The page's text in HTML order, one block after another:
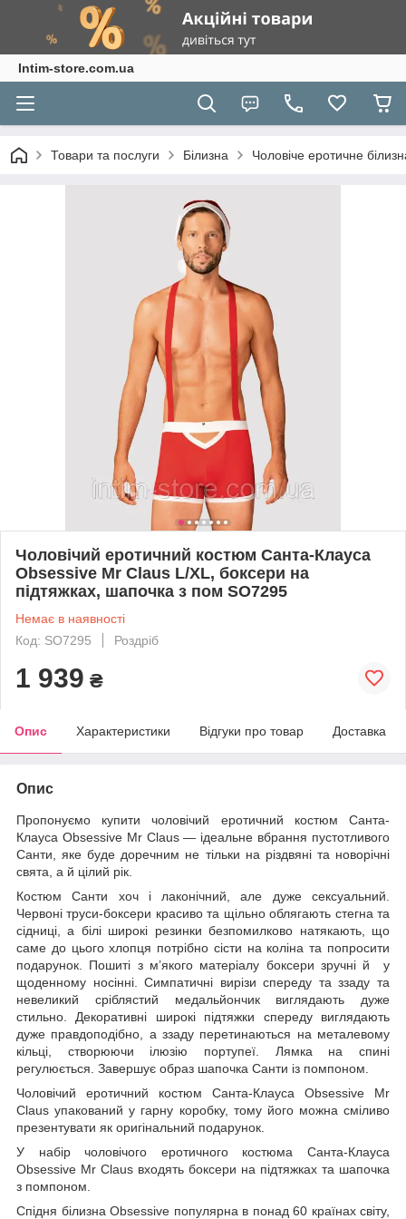
Intim-store.com.ua
Товари та послуги Білизна Чоловіче еротичне
Чоловічий еротичний костюм Санта-Клауса
Obsessive Mr Claus L/XL, боксери на
підтяжках, шапочка з пом SO7295
Немає в наявності
Код: SO7295
Роздріб
1 939 ₴
Опис Характеристики Відгуки про товар Доставка
Опис
Пропонуємо купити чоловічий еротичний костюм Санта-
Клауса Obsessive Mr Claus — ідеальне вбрання пустотливого
Санти, яке буде доречним не тільки на різдвяні та новорічні
свята, а й цілий рік.
Костюм Санти хоч і лаконічний, але дуже сексуальний.
Червоні труси-боксери красиво та щільно облягають стегна та
сідниці, а білі широкі резинки безпомилково натякають, що
саме до цього хлопця потрібно сісти на коліна та попросити
подарунок. Пошиті з м’якого матеріалу боксери зручні й у
щоденному носінні. Симпатичні вирізи спереду та ззаду та
невеликий сріблястий медальйончик виглядають дуже
стильно. Декоративні широкі підтяжки спереду виглядають
дуже правдоподібно, а ззаду перетинаються на металевому
кільці, створюючи ілюзію портупеї. Лямка на спині
регулюється. Завершує образ шапочка Санти із помпоном.
Чоловічий еротичний костюм Санта-Клауса Obsessive Mr
Claus упакований у гарну коробку, тому його можна сміливо
презентувати як оригінальний подарунок.
У набір чоловічого еротичного костюма Санта-Клауса
Obsessive Mr Claus входять боксери на підтяжках та шапочка
з помпоном.
Спідня білизна Obsessive популярна в понад 60 країнах світу,